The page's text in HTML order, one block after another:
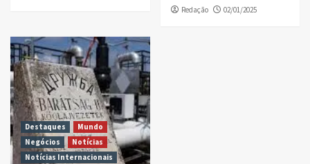
Redação 02/01/2025
Destaques
Mundo
Negócios
Notícias
Notícias Internacionais